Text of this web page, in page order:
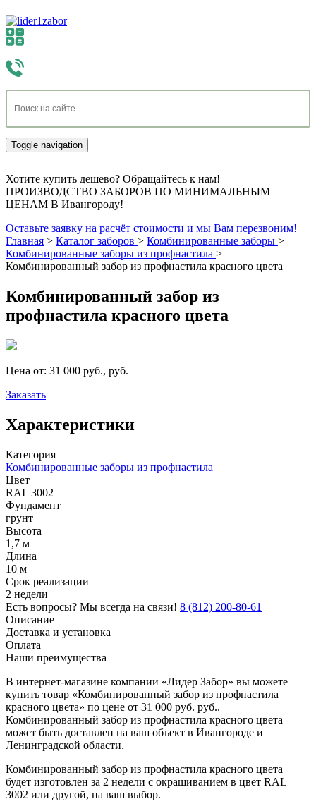
Toggle navigation
Хотите купить дешево? Обращайтесь к нам!
ПРОИЗВОДСТВО ЗАБОРОВ ПО МИНИМАЛЬНЫМ
ЦЕНАМ В Ивангороду!
Оставьте заявку на расчёт стоимости и мы Вам перезвоним!
Главная > Каталог заборов > Комбинированные заборы >
Комбинированные заборы из профнастила >
Комбинированный забор из профнастила красного цвета
Комбинированный забор из
профнастила красного цвета
Цена от: 31 000 руб., руб.
Заказать
Характеристики
Категория
Комбинированные заборы из профнастила
Цвет
RAL 3002
Фундамент
грунт
Высота
1,7 м
Длина
10 м
Срок реализации
2 недели
Есть вопросы? Мы всегда на связи! 8 (812) 200-80-61
Описание
Доставка и установка
Оплата
Наши преимущества
В интернет-магазине компании «Лидер Забор» вы можете
купить товар «Комбинированный забор из профнастила
красного цвета» по цене от 31 000 руб. руб..
Комбинированный забор из профнастила красного цвета
может быть доставлен на ваш объект в Ивангороде и
Ленинградской области.
Комбинированный забор из профнастила красного цвета
будет изготовлен за 2 недели с окрашиванием в цвет RAL
3002 или другой, на ваш выбор.